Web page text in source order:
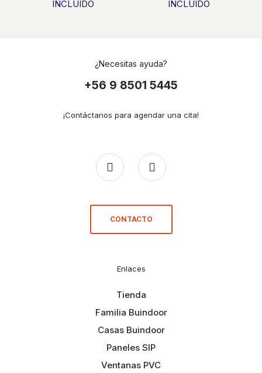
INCLUIDO
INCLUIDO
¿Necesitas ayuda?
+56 9 8501 5445
¡Contáctanos para agendar una cita!
CONTACTO
Enlaces
Tienda
Familia Buindoor
Casas Buindoor
Paneles SIP
Ventanas PVC